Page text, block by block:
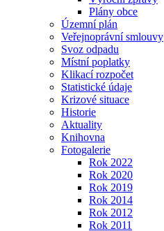
Plány obce
Územní plán
Veřejnoprávní smlouvy
Svoz odpadu
Místní poplatky
Klikací rozpočet
Statistické údaje
Krizové situace
Historie
Aktuality
Knihovna
Fotogalerie
Rok 2022
Rok 2020
Rok 2019
Rok 2014
Rok 2012
Rok 2011